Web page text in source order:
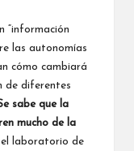
“información
las autonomías
cómo cambiará
de diferentes
sabe que la
mucho de la
el laboratorio de